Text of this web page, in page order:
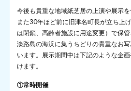
今後も貴重な地域紙芝居の上演や展示を
また30年ほど前に旧津名町長が立ち上
は閉鎖、高齢者施設に用途変更）で保
淡路島の海浜に集うちどりの貴重なお
います。展示期間中は下記のような企
けます。
①常時開催